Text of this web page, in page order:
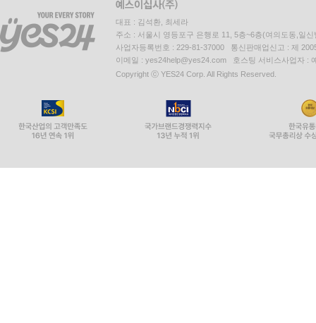
대표 : 김석환, 최세라
주소 : 서울시 영등포구 은행로 11, 5층~6층(여의도동,일신
사업자등록번호 : 229-81-37000 통신판매업신고 : 제
이메일 : yes24help@yes24.com 호스팅 서비스사업자 :
Copyright ⓒ YES24 Corp. All Rights Reserved.